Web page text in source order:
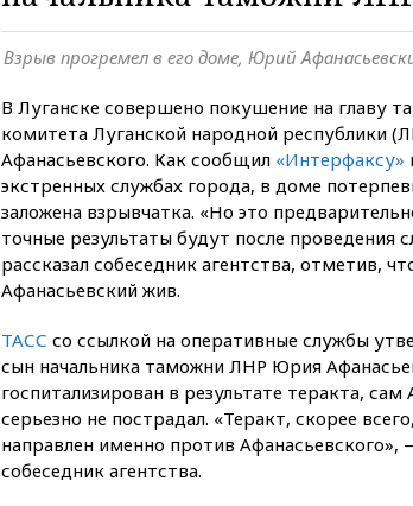
Взрыв прогремел в его доме, Юрий
В Луганске совершено покушение на главу
комитета Луганской народной республики
Афанасьевского. Как сообщил «Интерфаксу»
экстренных службах города, в доме
заложена взрывчатка. «Но это
точные результаты будут после проведения
рассказал собеседник агентства, отметив,
Афанасьевский жив.
ТАСС со ссылкой на оперативные службы
сын начальника таможни ЛНР Юрия
госпитализирован в результате теракта, сам
серьезно не пострадал. «Теракт, скорее
направлен именно против
собеседник агентства.